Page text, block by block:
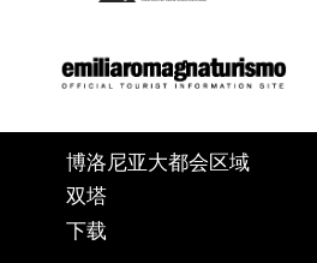
博洛尼亚大都会区域
双塔
下载